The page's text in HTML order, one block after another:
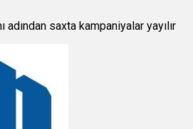
adından saxta kampaniyalar yayılır